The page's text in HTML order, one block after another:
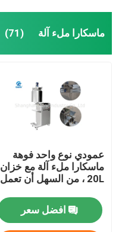
ماسكارا ملء آلة (71)
عمودي نوع واحد فوهة
ماسكارا ملء آلة مع خزان
20L ، من السهل أن تعمل
افضل سعر